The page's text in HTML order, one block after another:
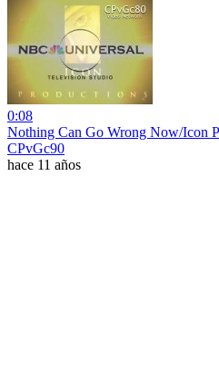
0:08
Nothing Can Go Wrong Now/Icon
CPvGc90
hace 11 años